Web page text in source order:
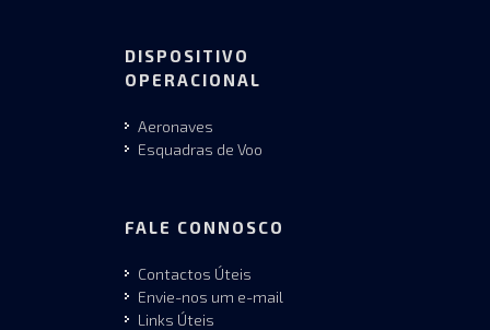
DISPOSITIVO
OPERACIONAL
Aeronaves
Esquadras de Voo
FALE CONNOSCO
Contactos Úteis
Envie-nos um e-mail
Links Úteis